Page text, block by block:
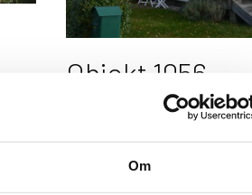
Om
Objekt 1056
Kerstin Malmberg